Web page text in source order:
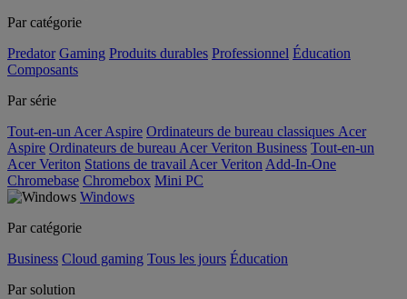
Par catégorie
Predator Gaming Produits durables Professionnel Éducation
Composants
Par série
Tout-en-un Acer Aspire Ordinateurs de bureau classiques Acer
Aspire Ordinateurs de bureau Acer Veriton Business Tout-en-un
Acer Veriton Stations de travail Acer Veriton Add-In-One
Chromebase Chromebox Mini PC
Windows
Par catégorie
Business Cloud gaming Tous les jours Éducation
Par solution